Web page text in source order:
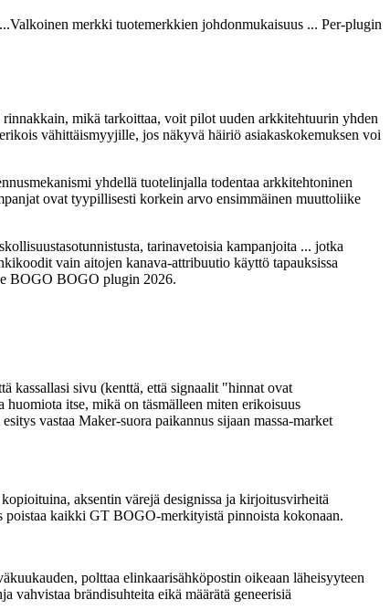
merkki tuotemerkkien johdonmukaisuus ... Per-plugin
mikä tarkoittaa, voit pilot uuden arkkitehtuurin yhden
vähittäismyyjille, jos näkyvä häiriö asiakaskokemuksen voi
yhdellä tuotelinjalla todentaa arkkitehtoninen
ovat tyypillisesti korkein arvo ensimmäinen muuttoliike
tarinavetoisia kampanjoita ... jotka
vain aitojen kanava-attribuutio käyttö tapauksissa
BOGO BOGO plugin 2026.
kassallasi sivu (kenttä, että signaalit "hinnat ovat
itse, mikä on täsmälleen miten erikoisuus
vastaa Maker-suora paikannus sijaan massa-market
aksentin värejä designissa ja kirjoitusvirheitä
poistaa kaikki GT BOGO-merkityistä pinnoista kokonaan.
polttaa elinkaarisähköpostin oikeaan läheisyyteen
vahvistaa brändisuhteita eikä määrätä geneerisiä